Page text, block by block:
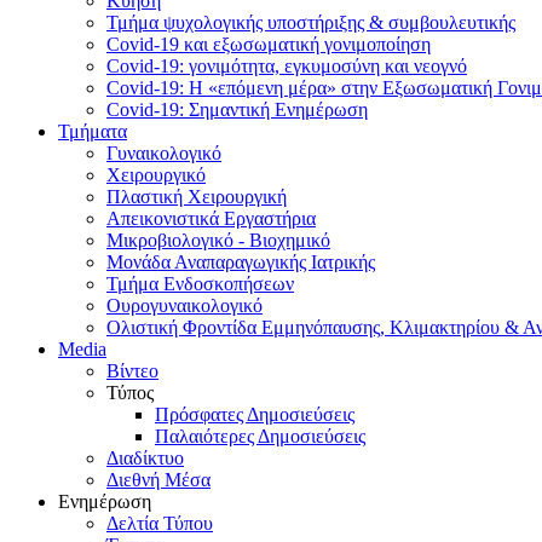
Τμήμα ψυχολογικής υποστήριξης & συμβουλευτικής
Covid-19 και εξωσωματική γονιμοποίηση
Covid-19: γονιμότητα, εγκυμοσύνη και νεογνό
Covid-19: Η «επόμενη μέρα» στην Εξωσωματική
Covid-19: Σημαντική Ενημέρωση
Τμήματα
Γυναικολογικό
Χειρουργικό
Πλαστική Χειρουργική
Απεικονιστικά Εργαστήρια
Μικροβιολογικό - Βιοχημικό
Μονάδα Αναπαραγωγικής Ιατρικής
Τμήμα Ενδοσκοπήσεων
Ουρογυναικολογικό
Ολιστική Φροντίδα Εμμηνόπαυσης, Κλιμακτηρίου &
Media
Βίντεο
Τύπος
Πρόσφατες Δημοσιεύσεις
Παλαιότερες Δημοσιεύσεις
Διαδίκτυο
Διεθνή Μέσα
Ενημέρωση
Δελτία Τύπου